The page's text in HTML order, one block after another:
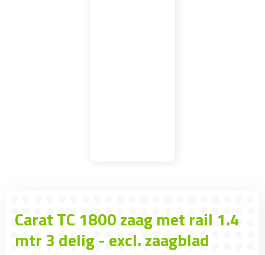
Carat TC 1800 zaag met rail 1.4
mtr 3 delig - excl. zaagblad